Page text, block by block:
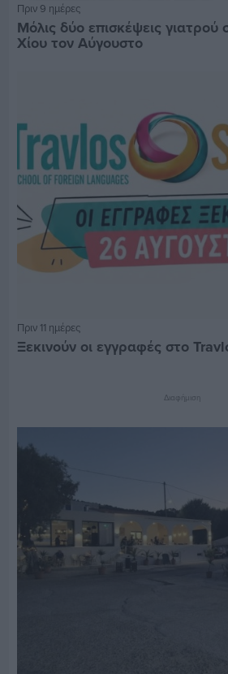
Πριν 9 ημέρες
Μόλις δύο επισκέψεις
Χίου τον Αύγουστο
Πριν 11 ημέρες
Ξεκινούν οι εγγραφές στο
Διαφήμιση